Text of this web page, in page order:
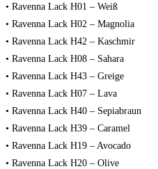
• Ravenna Lack H01 – Weiß
• Ravenna Lack H02 – Magnolia
• Ravenna Lack H42 – Kaschmir
• Ravenna Lack H08 – Sahara
• Ravenna Lack H43 – Greige
• Ravenna Lack H07 – Lava
• Ravenna Lack H40 – Sepiabraun
• Ravenna Lack H39 – Caramel
• Ravenna Lack H19 – Avocado
• Ravenna Lack H20 – Olive